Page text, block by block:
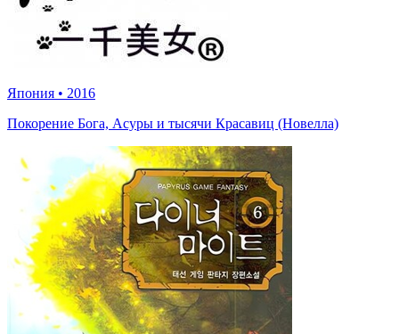
Япония • 2016
Покорение Бога, Асуры и тысячи Красавиц (Новелла)